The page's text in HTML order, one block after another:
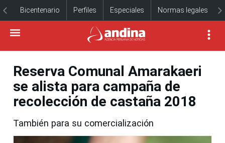
Bicentenario Perfiles Especiales Normas legales
Reserva Comunal Amarakaeri
se alista para campaña de
recolección de castaña 2018
También para su comercialización